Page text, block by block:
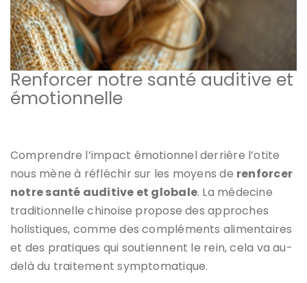
Renforcer notre santé auditive et
émotionnelle
Comprendre l’impact émotionnel derrière l’otite
nous mène à réfléchir sur les moyens de renforcer
notre santé auditive et globale. La médecine
traditionnelle chinoise propose des approches
holistiques, comme des compléments alimentaires
et des pratiques qui soutiennent le rein, cela va au-
delà du traitement symptomatique.